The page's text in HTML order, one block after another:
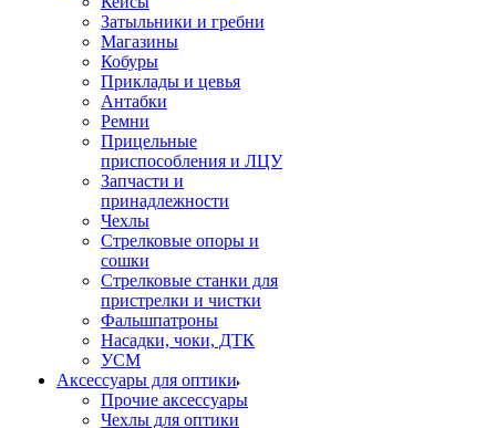
Затыльники и гребни
Магазины
Кобуры
Приклады и цевья
Антабки
Ремни
Прицельные
приспособления и ЛЦУ
Запчасти и
принадлежности
Чехлы
Стрелковые опоры и
сошки
Стрелковые станки для
пристрелки и чистки
Фальшпатроны
Насадки, чоки, ДТК
УСМ
Аксессуары для оптики
Прочие аксессуары
Чехлы для оптики